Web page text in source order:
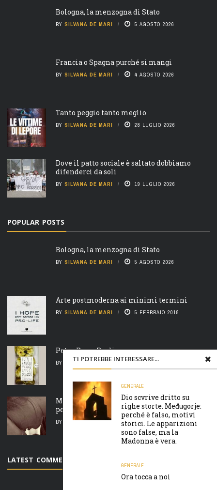
TI POTREBBE INTERESSARE...
GENERALE
Dio scvrive dritto su
righe storte. Međugorje:
perché è falso, motivi
storici. Le apparizioni
sono false, ma la
Madonna è vera.
GENERALE
Ora tocca a noi
Bologna, la menzogna di Stato
BY SILVANA DE MARI 5 AGOSTO 2026
Francia o Spagna purché si mangi
BY SILVANA DE MARI 4 AGOSTO 2026
Tanto peggio tanto meglio
BY SILVANA DE MARI 28 LUGLIO 2026
Dove il patto sociale è saltato dobbiamo
difenderci da soli
BY SILVANA DE MARI 19 LUGLIO 2026
POPULAR POSTS
Bologna, la menzogna di Stato
BY SILVANA DE MARI 5 AGOSTO 2026
Arte postmoderna ai minimi termini
BY SILVANA DE MARI 5 FEBBRAIO 2018
Peter Pan e Pauline
BY SILVANA DE MARI 6 FEBBRAIO 2018
Madre natura è un’ arcigna megera e non
perdona nulla
BY SILVANA DE MARI 7 FEBBRAIO 2018
LATEST COMMENTS